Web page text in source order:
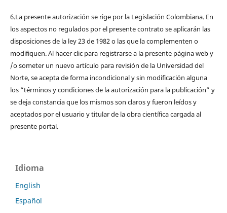
6.La presente autorización se rige por la Legislación Colombiana. En
los aspectos no regulados por el presente contrato se aplicarán las
disposiciones de la ley 23 de 1982 o las que la complementen o
modifiquen. Al hacer clic para registrarse a la presente página web y
/o someter un nuevo artículo para revisión de la Universidad del
Norte, se acepta de forma incondicional y sin modificación alguna
los “términos y condiciones de la autorización para la publicación” y
se deja constancia que los mismos son claros y fueron leídos y
aceptados por el usuario y titular de la obra científica cargada al
presente portal.
Idioma
English
Español